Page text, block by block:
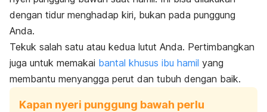
dengan tidur menghadap kiri, bukan pada punggung
Anda.
Tekuk salah satu atau kedua lutut Anda. Pertimbangkan
juga untuk memakai bantal khusus ibu hamil yang
membantu menyangga perut dan tubuh dengan baik.
Kapan nyeri punggung bawah perlu